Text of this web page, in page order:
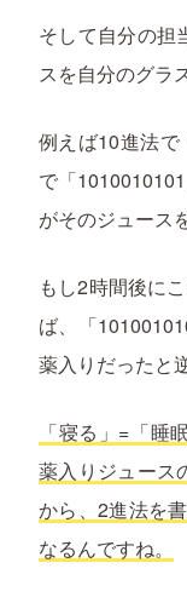
そして自分の担
スを自分のグラ
例えば10進法
で「
がそのジュース
もし2時間後に
ば、「
薬入りだったと
「寝る」=「睡
薬入りジュース
から、2進法を
なるんですね。